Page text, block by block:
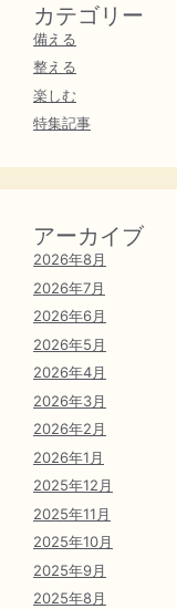
カテゴリー
備える
整える
楽しむ
特集記事
アーカイブ
2026年8月
2026年7月
2026年6月
2026年5月
2026年4月
2026年3月
2026年2月
2026年1月
2025年12月
2025年11月
2025年10月
2025年9月
2025年8月